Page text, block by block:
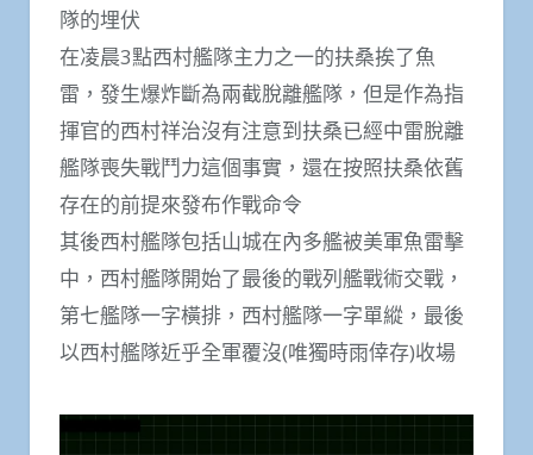
隊的埋伏
在凌晨3點西村艦隊主力之一的扶桑挨了魚
雷，發生爆炸斷為兩截脫離艦隊，但是作為指
揮官的西村祥治沒有注意到扶桑已經中雷脫離
艦隊喪失戰鬥力這個事實，還在按照扶桑依舊
存在的前提來發布作戰命令
其後西村艦隊包括山城在內多艦被美軍魚雷擊
中，西村艦隊開始了最後的戰列艦戰術交戰，
第七艦隊一字橫排，西村艦隊一字單縱，最後
以西村艦隊近乎全軍覆沒(唯獨時雨倖存)收場